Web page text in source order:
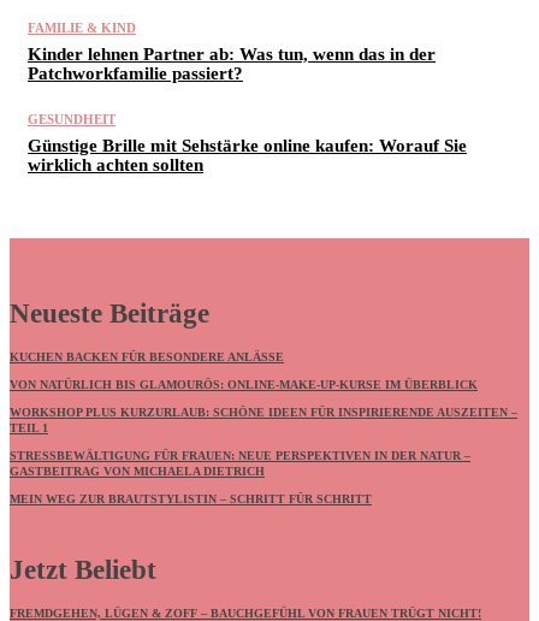
FAMILIE & KIND
Kinder lehnen Partner ab: Was tun, wenn das in der
Patchworkfamilie passiert?
GESUNDHEIT
Günstige Brille mit Sehstärke online kaufen: Worauf Sie
wirklich achten sollten
Neueste Beiträge
KUCHEN BACKEN FÜR BESONDERE ANLÄSSE
VON NATÜRLICH BIS GLAMOURÖS: ONLINE-MAKE-UP-KURSE IM ÜBERBLICK
WORKSHOP PLUS KURZURLAUB: SCHÖNE IDEEN FÜR INSPIRIERENDE AUSZEITEN –
TEIL 1
STRESSBEWÄLTIGUNG FÜR FRAUEN: NEUE PERSPEKTIVEN IN DER NATUR –
GASTBEITRAG VON MICHAELA DIETRICH
MEIN WEG ZUR BRAUTSTYLISTIN – SCHRITT FÜR SCHRITT
Jetzt Beliebt
FREMDGEHEN, LÜGEN & ZOFF – BAUCHGEFÜHL VON FRAUEN TRÜGT NICHT!